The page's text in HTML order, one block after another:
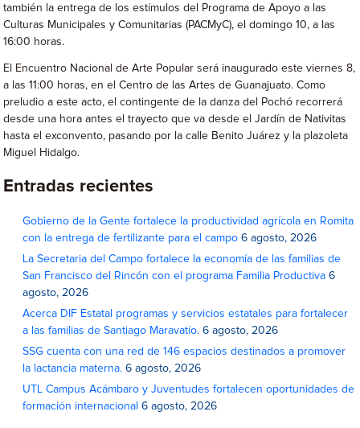
también la entrega de los estímulos del Programa de Apoyo a las
Culturas Municipales y Comunitarias (PACMyC), el domingo 10, a las
16:00 horas.
El Encuentro Nacional de Arte Popular será inaugurado este viernes 8,
a las 11:00 horas, en el Centro de las Artes de Guanajuato. Como
preludio a este acto, el contingente de la danza del Pochó recorrerá
desde una hora antes el trayecto que va desde el Jardín de Nativitas
hasta el exconvento, pasando por la calle Benito Juárez y la plazoleta
Miguel Hidalgo.
Entradas recientes
Gobierno de la Gente fortalece la productividad agrícola en Romita
con la entrega de fertilizante para el campo 6 agosto, 2026
La Secretaria del Campo fortalece la economía de las familias de
San Francisco del Rincón con el programa Familia Productiva 6
agosto, 2026
Acerca DIF Estatal programas y servicios estatales para fortalecer
a las familias de Santiago Maravatío. 6 agosto, 2026
SSG cuenta con una red de 146 espacios destinados a promover
la lactancia materna. 6 agosto, 2026
UTL Campus Acámbaro y Juventudes fortalecen oportunidades de
formación internacional 6 agosto, 2026